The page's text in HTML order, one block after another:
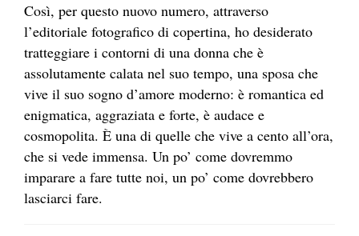
Così, per questo nuovo numero, attraverso
l’editoriale fotografico di copertina, ho desiderato
tratteggiare i contorni di una donna che è
assolutamente calata nel suo tempo, una sposa che
vive il suo sogno d’amore moderno: è romantica ed
enigmatica, aggraziata e forte, è audace e
cosmopolita. È una di quelle che vive a cento all’ora,
che si vede immensa. Un po’ come dovremmo
imparare a fare tutte noi, un po’ come dovrebbero
lasciarci fare.